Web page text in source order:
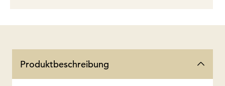
Produktbeschreibung